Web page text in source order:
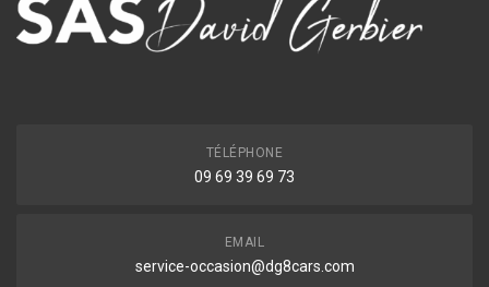
TÉLÉPHONE
09 69 39 69 73
EMAIL
service-occasion@dg8cars.com